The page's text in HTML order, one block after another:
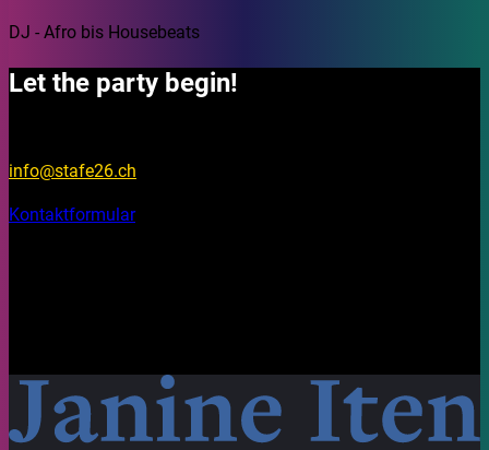
DJ - Afro bis Housebeats
Let the party begin!
info@stafe26.ch
Kontaktformular